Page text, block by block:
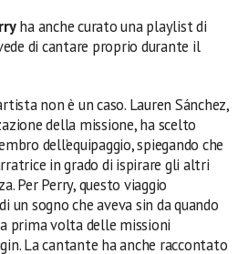
ha anche curato una playlist di
di cantare proprio durante il
non è un caso. Lauren Sánchez,
della missione, ha scelto
dell’equipaggio, spiegando che
in grado di ispirare gli altri
Per Perry, questo viaggio
un sogno che aveva sin da quando
prima volta delle missioni
La cantante ha anche raccontato